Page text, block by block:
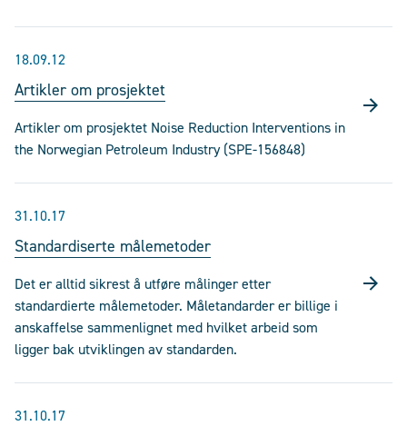
18.09.12
Artikler om prosjektet
Artikler om prosjektet Noise Reduction Interventions in
the Norwegian Petroleum Industry (SPE-156848)
31.10.17
Standardiserte målemetoder
Det er alltid sikrest å utføre målinger etter
standardierte målemetoder. Måletandarder er billige i
anskaffelse sammenlignet med hvilket arbeid som
ligger bak utviklingen av standarden.
31.10.17